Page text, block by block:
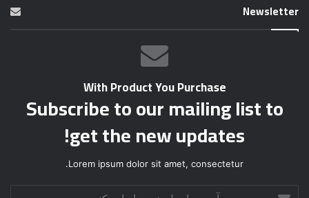
Newsletter
With Product You Purchase
Subscribe to our mailing list to
get the new updates!
Lorem ipsum dolor sit amet, consectetur.